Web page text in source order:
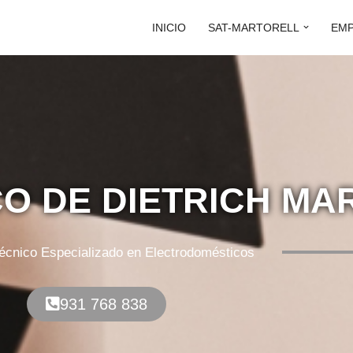
INICIO SAT-MARTORELL
DE DIETRICH
Especializado en Electrodomésticos
931 768 838